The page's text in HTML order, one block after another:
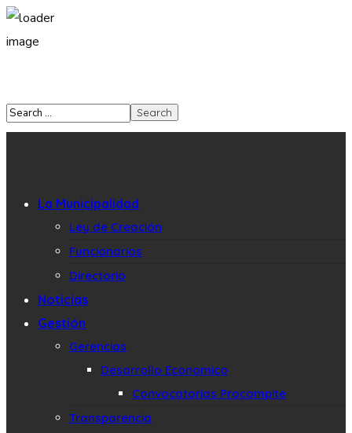
La Municipalidad
Ley de Creación
Funcionarios
Directorio
Noticias
Gestión
Gerencias
Desarrollo Economico
Convocatorias Procompite
Transparencia